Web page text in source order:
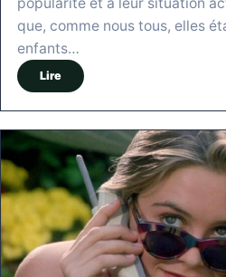
que, comme nous tous, elles
enfants…
Lire